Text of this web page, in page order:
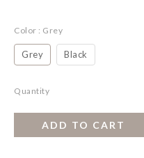
Color : Grey
Grey Black
Quantity
ADD TO CART